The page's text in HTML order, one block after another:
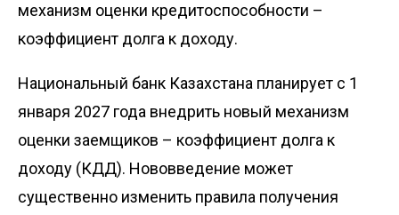
механизм оценки кредитоспособности –
коэффициент долга к доходу.
Национальный банк Казахстана планирует с 1
января 2027 года внедрить новый механизм
оценки заемщиков – коэффициент долга к
доходу (КДД). Нововведение может
существенно изменить правила получения